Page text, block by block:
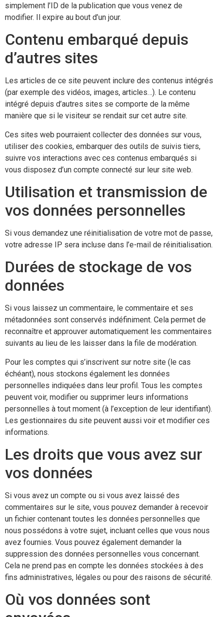
simplement l’ID de la publication que vous venez de
modifier. Il expire au bout d’un jour.
Contenu embarqué depuis
d’autres sites
Les articles de ce site peuvent inclure des contenus intégrés
(par exemple des vidéos, images, articles…). Le contenu
intégré depuis d’autres sites se comporte de la même
manière que si le visiteur se rendait sur cet autre site.
Ces sites web pourraient collecter des données sur vous,
utiliser des cookies, embarquer des outils de suivis tiers,
suivre vos interactions avec ces contenus embarqués si
vous disposez d’un compte connecté sur leur site web.
Utilisation et transmission de
vos données personnelles
Si vous demandez une réinitialisation de votre mot de passe,
votre adresse IP sera incluse dans l’e-mail de réinitialisation.
Durées de stockage de vos
données
Si vous laissez un commentaire, le commentaire et ses
métadonnées sont conservés indéfiniment. Cela permet de
reconnaître et approuver automatiquement les commentaires
suivants au lieu de les laisser dans la file de modération.
Pour les comptes qui s’inscrivent sur notre site (le cas
échéant), nous stockons également les données
personnelles indiquées dans leur profil. Tous les comptes
peuvent voir, modifier ou supprimer leurs informations
personnelles à tout moment (à l’exception de leur identifiant).
Les gestionnaires du site peuvent aussi voir et modifier ces
informations.
Les droits que vous avez sur
vos données
Si vous avez un compte ou si vous avez laissé des
commentaires sur le site, vous pouvez demander à recevoir
un fichier contenant toutes les données personnelles que
nous possédons à votre sujet, incluant celles que vous nous
avez fournies. Vous pouvez également demander la
suppression des données personnelles vous concernant.
Cela ne prend pas en compte les données stockées à des
fins administratives, légales ou pour des raisons de sécurité.
Où vos données sont